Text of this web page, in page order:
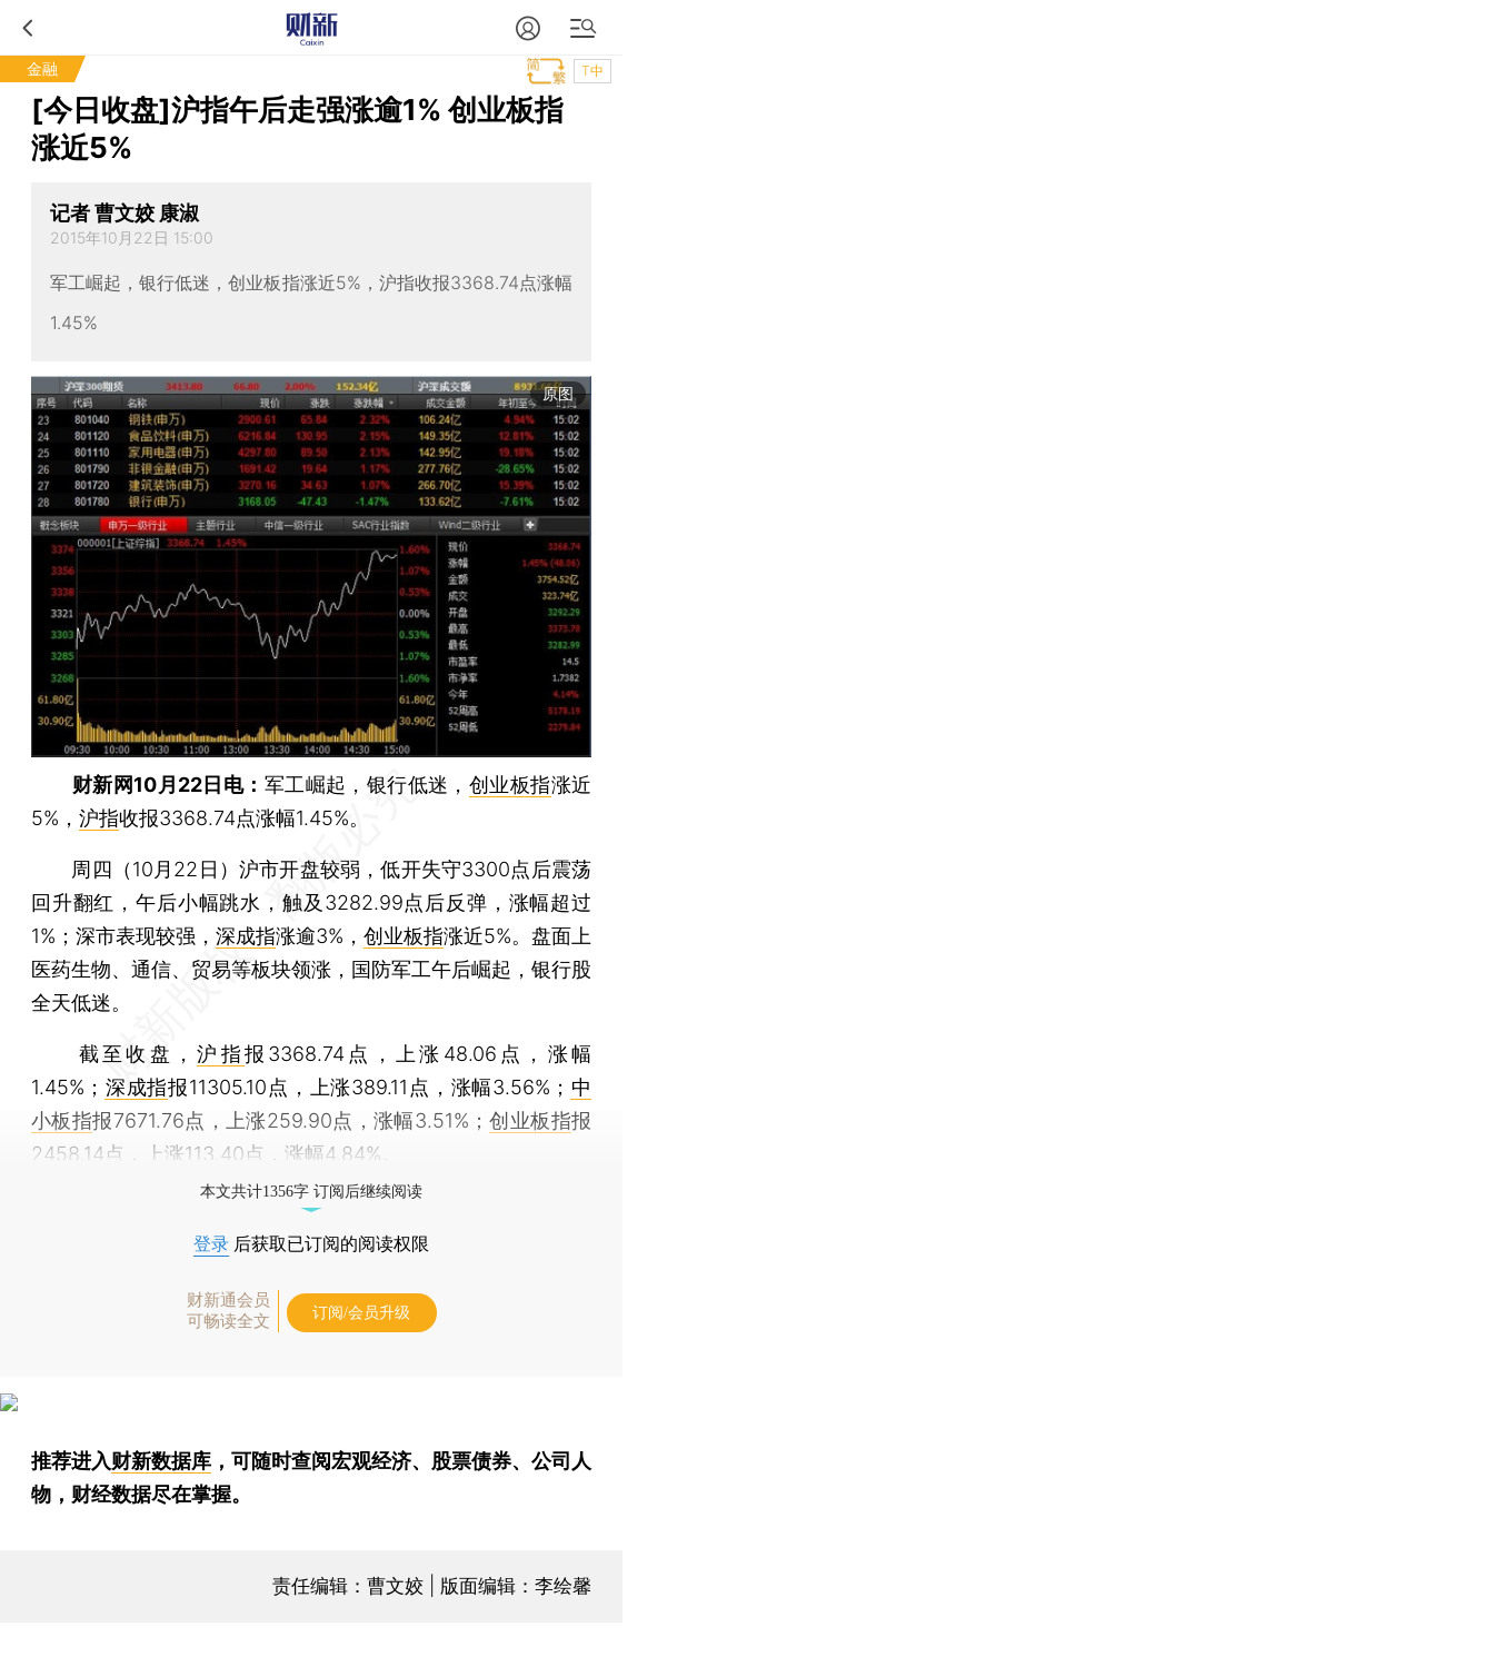
金融 T中
[今日收盘]沪指午后走强涨逾1% 创业板指
涨近5%
记者 曹文姣 康淑
2015年10月22日 15:00
军工崛起，银行低迷，创业板指涨近5%，沪指收报3368.74点涨幅
1.45%
原图
财新网10月22日电： 军工崛起，银行低迷， 创业板指涨近
5%， 沪指收报3368.74点涨幅1.45%。
周四（10月22日）沪市开盘较弱，低开失守3300点后震荡
回升翻红，午后小幅跳水，触及3282.99点后反弹，涨幅超过
1%；深市表现较强， 深成指涨逾3%， 创业板指涨近5%。盘面上
医药生物、通信、贸易等板块领涨，国防军工午后崛起，银行股
全天低迷。
截至收盘，沪指报3368.74点，上涨48.06点，涨幅
1.45%； 深成指报11305.10点，上涨389.11点，涨幅3.56%； 中
小板指报7671.76点，上涨259.90点，涨幅3.51%； 创业板指报
2458.14点，上涨113.40点，涨幅4.84%。
本文共计1356字 订阅后继续阅读
登录 后获取已订阅的阅读权限
财新通会员
可畅读全文
订阅/会员升级
推荐进入财新数据库 ，可随时查阅宏观经济、股票债券、公司人
物，财经数据尽在掌握。
责任编辑：曹文姣 | 版面编辑：李绘馨